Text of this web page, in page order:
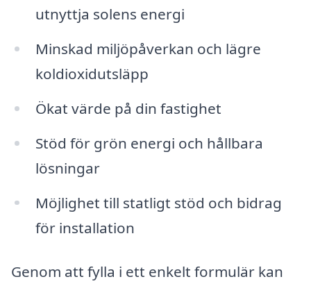
utnyttja solens energi
Minskad miljöpåverkan och lägre
koldioxidutsläpp
Ökat värde på din fastighet
Stöd för grön energi och hållbara
lösningar
Möjlighet till statligt stöd och bidrag
för installation
Genom att fylla i ett enkelt formulär kan